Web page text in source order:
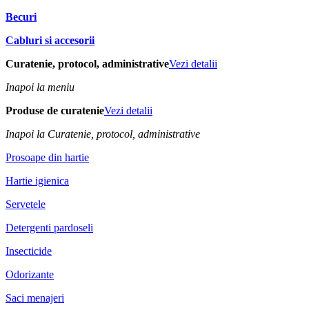
Becuri
Cabluri si accesorii
Curatenie, protocol, administrativeVezi detalii
Inapoi la meniu
Produse de curatenieVezi detalii
Inapoi la Curatenie, protocol, administrative
Prosoape din hartie
Hartie igienica
Servetele
Detergenti pardoseli
Insecticide
Odorizante
Saci menajeri